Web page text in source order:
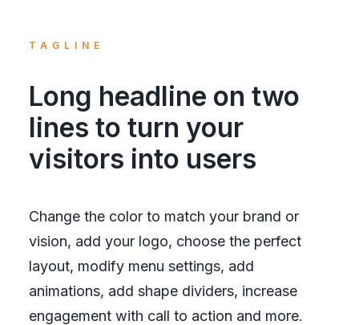
TAGLINE
Long headline on two
lines to turn your
visitors into users
Change the color to match your brand or
vision, add your logo, choose the perfect
layout, modify menu settings, add
animations, add shape dividers, increase
engagement with call to action and more.